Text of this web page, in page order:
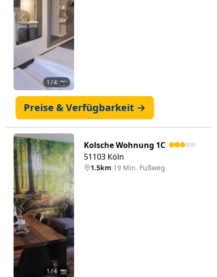
Zurück Weiter
1 / 4 📷
Preise & Verfügbarkeit →
Zurück Weiter
1/ 4 📷
Kolsche Wohnung 1C
51103 Köln
1.5km·19 Min. Fußweg